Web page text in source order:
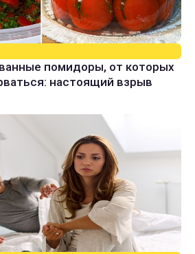
помидоры, от которых
настоящий взрыв